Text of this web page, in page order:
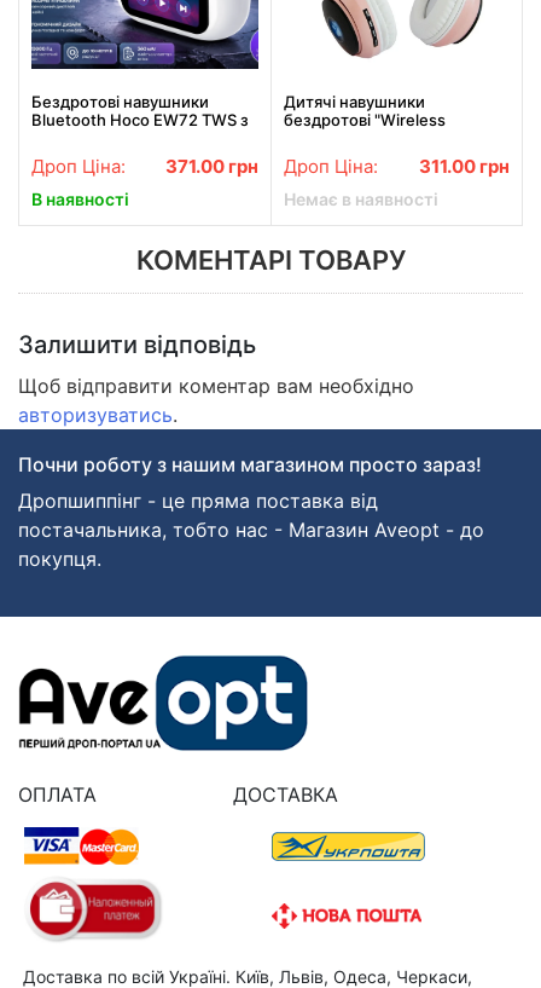
Бездротові навушники
Bluetooth Hoco EW72 TWS з
Дроп Ціна: 371.00 грн
В наявності
Дитячі навушники
бездротові "Wireless
bluetooth навушники з
котячими вушками
Дроп Ціна: 311.00 грн
Немає в наявності
КОМЕНТАРІ ТОВАРУ
Залишити відповідь
Щоб відправити коментар вам необхідно
авторизуватись.
Почни роботу з нашим магазином просто зараз!
Дропшиппінг - це пряма поставка від
постачальника, тобто нас - Магазин Aveopt - до
покупця.
ОПЛАТА ДОСТАВКА
Доставка по всій Україні. Київ, Львів, Одеса, Черкаси,